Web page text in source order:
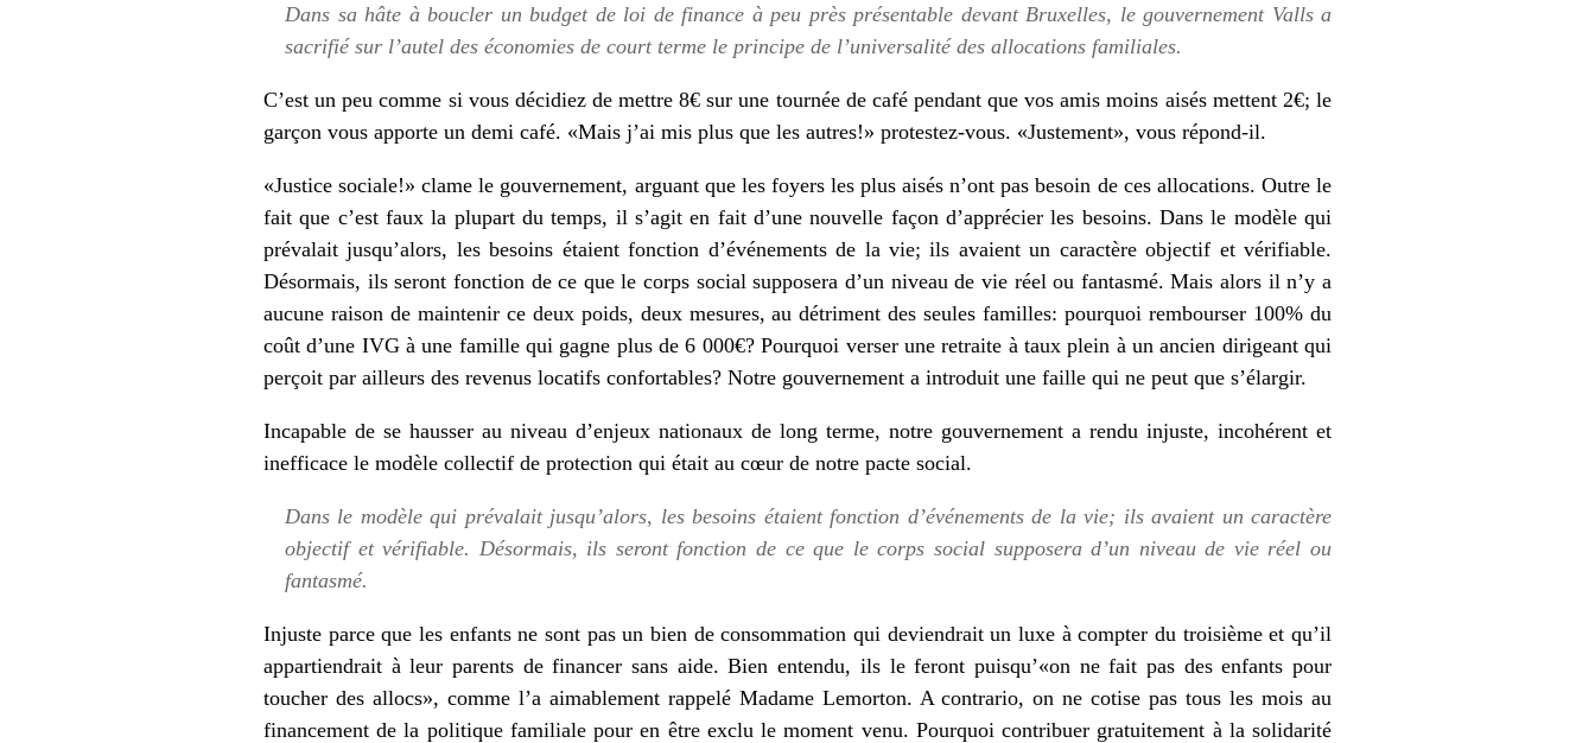
Dans sa hâte à boucler un budget de loi de finance à peu près présentable devant Bruxelles, le gouvernement Valls a
sacrifié sur l’autel des économies de court terme le principe de l’universalité des allocations familiales.
C’est un peu comme si vous décidiez de mettre 8€ sur une tournée de café pendant que vos amis moins aisés mettent 2€; le
garçon vous apporte un demi café. «Mais j’ai mis plus que les autres!» protestez-vous. «Justement», vous répond-il.
«Justice sociale!» clame le gouvernement, arguant que les foyers les plus aisés n’ont pas besoin de ces allocations. Outre le
fait que c’est faux la plupart du temps, il s’agit en fait d’une nouvelle façon d’apprécier les besoins. Dans le modèle qui
prévalait jusqu’alors, les besoins étaient fonction d’événements de la vie; ils avaient un caractère objectif et vérifiable.
Désormais, ils seront fonction de ce que le corps social supposera d’un niveau de vie réel ou fantasmé. Mais alors il n’y a
aucune raison de maintenir ce deux poids, deux mesures, au détriment des seules familles: pourquoi rembourser 100% du
coût d’une IVG à une famille qui gagne plus de 6 000€? Pourquoi verser une retraite à taux plein à un ancien dirigeant qui
perçoit par ailleurs des revenus locatifs confortables? Notre gouvernement a introduit une faille qui ne peut que s’élargir.
Incapable de se hausser au niveau d’enjeux nationaux de long terme, notre gouvernement a rendu injuste, incohérent et
inefficace le modèle collectif de protection qui était au cœur de notre pacte social.
Dans le modèle qui prévalait jusqu’alors, les besoins étaient fonction d’événements de la vie; ils avaient un caractère
objectif et vérifiable. Désormais, ils seront fonction de ce que le corps social supposera d’un niveau de vie réel ou
fantasmé.
Injuste parce que les enfants ne sont pas un bien de consommation qui deviendrait un luxe à compter du troisième et qu’il
appartiendrait à leur parents de financer sans aide. Bien entendu, ils le feront puisqu’«on ne fait pas des enfants pour
toucher des allocs», comme l’a aimablement rappelé Madame Lemorton. A contrario, on ne cotise pas tous les mois au
financement de la politique familiale pour en être exclu le moment venu. Pourquoi contribuer gratuitement à la solidarité